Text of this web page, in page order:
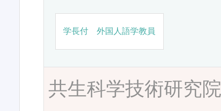
学長付 外国人語学教員
共生科学技術研究